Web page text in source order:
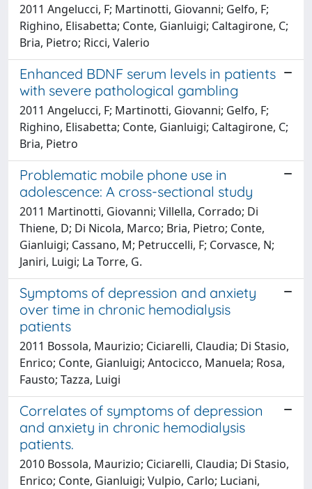
2011 Angelucci, F; Martinotti, Giovanni; Gelfo, F;
Righino, Elisabetta; Conte, Gianluigi; Caltagirone, C;
Bria, Pietro; Ricci, Valerio
Enhanced BDNF serum levels in patients
with severe pathological gambling
2011 Angelucci, F; Martinotti, Giovanni; Gelfo, F;
Righino, Elisabetta; Conte, Gianluigi; Caltagirone, C;
Bria, Pietro
Problematic mobile phone use in
adolescence: A cross-sectional study
2011 Martinotti, Giovanni; Villella, Corrado; Di
Thiene, D; Di Nicola, Marco; Bria, Pietro; Conte,
Gianluigi; Cassano, M; Petruccelli, F; Corvasce, N;
Janiri, Luigi; La Torre, G.
Symptoms of depression and anxiety
over time in chronic hemodialysis
patients
2011 Bossola, Maurizio; Ciciarelli, Claudia; Di Stasio,
Enrico; Conte, Gianluigi; Antocicco, Manuela; Rosa,
Fausto; Tazza, Luigi
Correlates of symptoms of depression
and anxiety in chronic hemodialysis
patients.
2010 Bossola, Maurizio; Ciciarelli, Claudia; Di Stasio,
Enrico; Conte, Gianluigi; Vulpio, Carlo; Luciani,